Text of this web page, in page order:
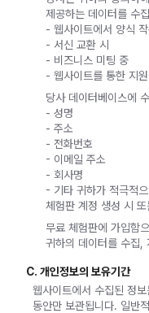
제공하는 데이터를 수
- 웹사이트에서 양식
- 서신 교환 시
- 비즈니스 미팅 중
- 웹사이트를 통한 지
당사 데이터베이스에
- 성명
- 주소
- 전화번호
- 이메일 주소
- 회사명
- 기타 귀하가 적극적
체험판 계정 생성 시
무료 체험판에 가입함
귀하의 데이터를 수집,
C. 개인정보의 보유기간
웹사이트에서 수집된 정
동안만 보관됩니다. 일반